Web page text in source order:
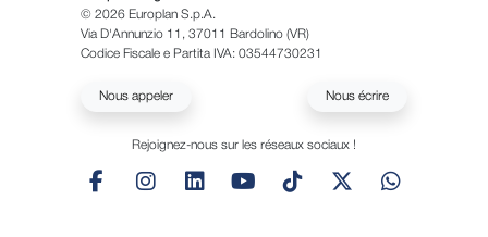
© 2026 Europlan S.p.A.
Via D'Annunzio 11, 37011 Bardolino (VR)
Codice Fiscale e Partita IVA: 03544730231
Nous appeler Nous écrire
Rejoignez-nous sur les réseaux sociaux !